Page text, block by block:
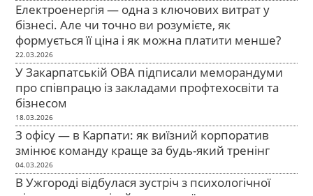
Електроенергія — одна з ключових витрат у
бізнесі. Але чи точно ви розумієте, як
формується її ціна і як можна платити менше?
22.03.2026
У Закарпатській ОВА підписали меморандуми
про співпрацю із закладами профтехосвіти та
бізнесом
18.03.2026
З офісу — в Карпати: як виїзний корпоратив
змінює команду краще за будь-який тренінг
04.03.2026
В Ужгороді відбулася зустріч з психологічної